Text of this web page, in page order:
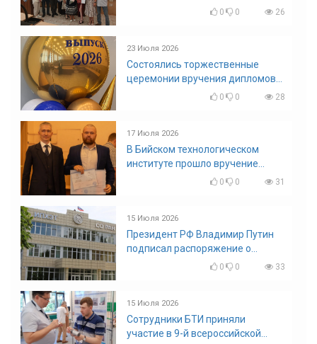
0 0 26
23 Июля 2026
Состоялись торжественные
церемонии вручения дипломов
0 0 28
17 Июля 2026
В Бийском технологическом
институте прошло вручение
0 0 31
15 Июля 2026
Президент РФ Владимир Путин
подписал распоряжение о
поощрении граждан и трудовых
0 0 33
15 Июля 2026
Сотрудники БТИ приняли
участие в 9-й всероссийской